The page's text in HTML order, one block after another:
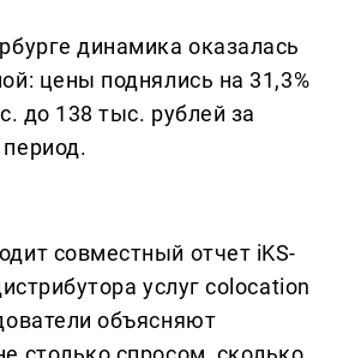
динамика оказалась
цены поднялись на 31,3%
до 138 тыс. рублей за
совместный отчет iKS-
услуг colocation
объясняют